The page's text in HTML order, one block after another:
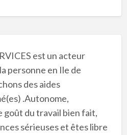
est un acteur
personne en Ile de
des aides
.Autonome,
goût du travail bien fait,
sérieuses et êtes libre